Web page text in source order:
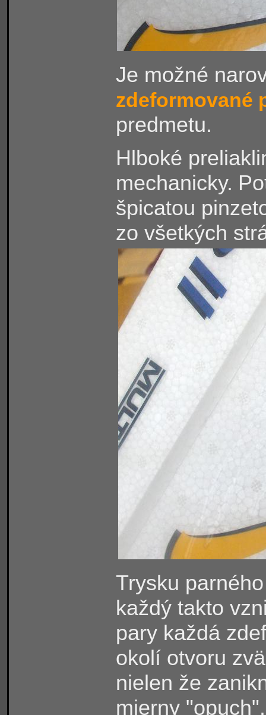
Je možné
zdeformované
predmetu.
Hlboké
mechanicky.
špicatou
zo všetkých
Trysku
každý takto
pary každá
okolí otvoru
nielen že
mierny "opuch".